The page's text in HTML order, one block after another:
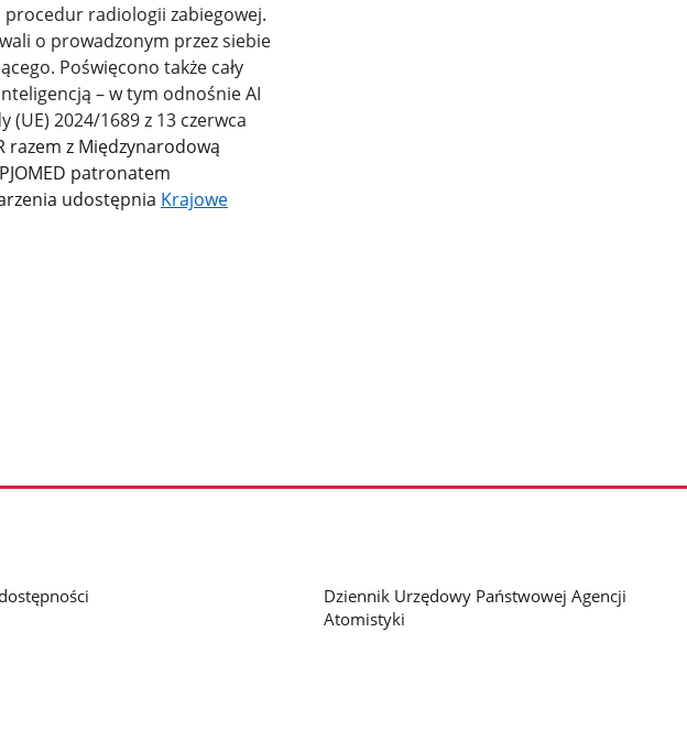
radiologii zabiegowej.
o prowadzonym przez siebie
Poświęcono także cały
– w tym odnośnie AI
2024/1689 z 13 czerwca
razem z Międzynarodową
patronatem
udostępnia Krajowe
Dziennik Urzędowy Państwowej Agencji
Atomistyki